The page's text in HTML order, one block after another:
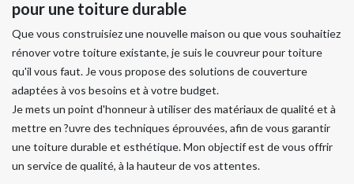
pour une toiture durable
Que vous construisiez une nouvelle maison ou que vous souhaitiez
rénover votre toiture existante, je suis le couvreur pour toiture
qu'il vous faut. Je vous propose des solutions de couverture
adaptées à vos besoins et à votre budget.
Je mets un point d'honneur à utiliser des matériaux de qualité et à
mettre en ?uvre des techniques éprouvées, afin de vous garantir
une toiture durable et esthétique. Mon objectif est de vous offrir
un service de qualité, à la hauteur de vos attentes.